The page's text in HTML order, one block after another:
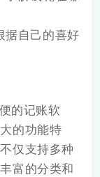
据自己的喜好
的记账软
的功能特
仅支持多种
富的分类和